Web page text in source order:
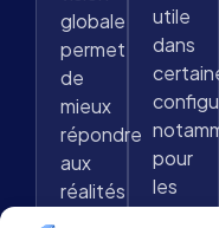
globale
permet
de
mieux
répondre
aux
réalités
utile
dans
pour
les